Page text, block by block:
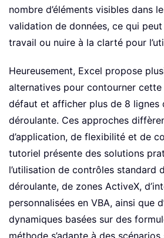
nombre d’éléments visibles dans
validation de données, ce qui
travail ou nuire à la clarté pour
Heureusement, Excel propose
alternatives pour contourner
défaut et afficher plus de 8 lignes
déroulante. Ces approches
d’application, de flexibilité et de
tutoriel présente des solutions
l’utilisation de contrôles standard
déroulante, de zones ActiveX,
personnalisées en VBA, ainsi que
dynamiques basées sur des